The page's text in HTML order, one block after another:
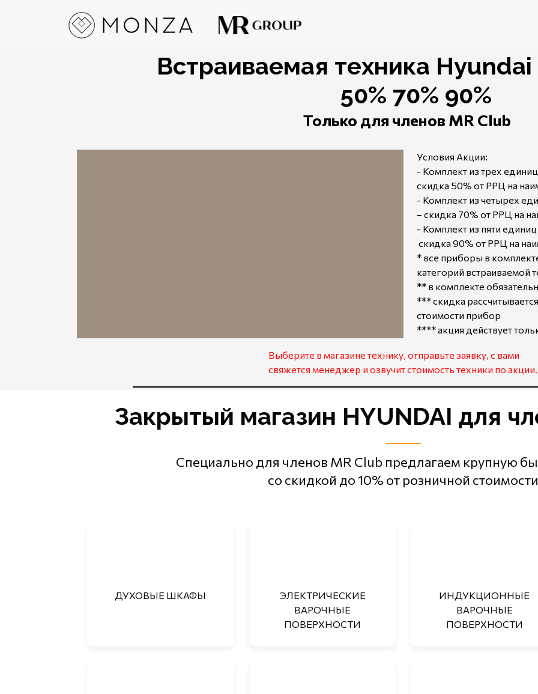
Выберите в магазине технику, отправьте заявку, с вами
свяжется менеджер и озвучит стоимость техники по акции.
Условия Акции:
- Комплект из трех
скидка 50% от РРЦ на
- Комплект из четырех
– скидка 70% от РРЦ на
- Комплект из пяти
скидка 90% от РРЦ на
* все приборы в
категорий встраиваемой
** в комплекте
*** скидка
стоимости прибор
**** акция действует
Только для членов MR Club
Встраиваемая техника Hyundai
50% 70% 90%
Закрытый магазин HYUNDAI для
Специально для членов MR Club предлагаем крупную
со скидкой до 10% от розничной
ДУХОВЫЕ ШКАФЫ
ЭЛЕКТРИЧЕСКИЕ
ВАРОЧНЫЕ
ПОВЕРХНОСТИ
ИНДУКЦИОННЫЕ
ВАРОЧНЫЕ
ПОВЕРХНОСТИ